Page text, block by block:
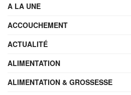
A LA UNE
ACCOUCHEMENT
ACTUALITÉ
ALIMENTATION
ALIMENTATION & GROSSESSE